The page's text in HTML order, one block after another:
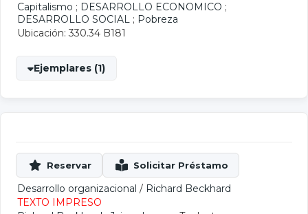
Capitalismo ; DESARROLLO ECONOMICO ;
DESARROLLO SOCIAL ; Pobreza
Ubicación: 330.34 B181
Ejemplares (1)
Desarrollo organizacional / Richard Beckhard
TEXTO IMPRESO